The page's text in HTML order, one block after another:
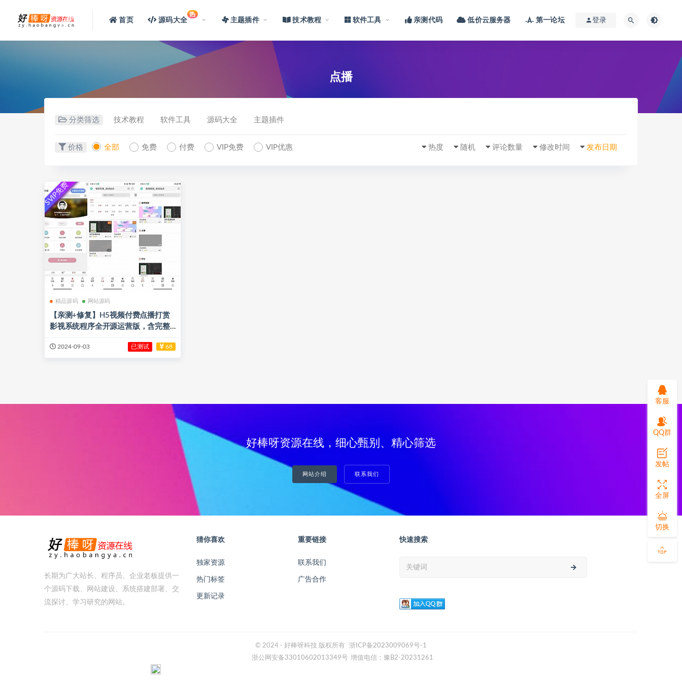
首页 源码大全
热
主题插件 技术教程 软件工具 亲测代码 低价云服务器 第一论坛 登录
点播
分类筛选 技术教程 软件工具 源码大全 主题插件
价格 全部 免费 付费 VIP免费 VIP优惠 发布日期
修改时间
评论数量
随机
热度
SVIP免费
精品源码 网站源码
【亲测+修复】H5视频付费点播打赏
影视系统程序全开源运营版，含完整
2024-09-03 已测试 68
好棒呀资源在线，细心甄别、精心筛选
网站介绍 联系我们
长期为广大站长、程序员、企业老板提供一
个源码下载、网站建设、系统搭建部署、交
流探讨、学习研究的网站。
猜你喜欢
独家资源
热门标签
更新记录
重要链接
联系我们
广告合作
快速搜索
© 2024 - 好棒呀科技 版权所有
浙ICP备2023009069号-1
浙公网安备33010602013349号 增值电信：豫B2-20231261
客服
QQ群
发帖
全屏
切换